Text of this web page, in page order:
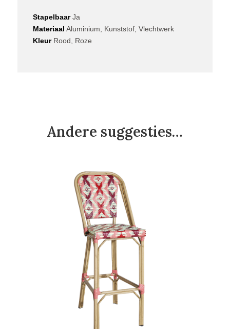
StapelbaarJa
Materiaal Aluminium, Kunststof, Vlechtwerk
KleurRood, Roze
Andere suggesties…